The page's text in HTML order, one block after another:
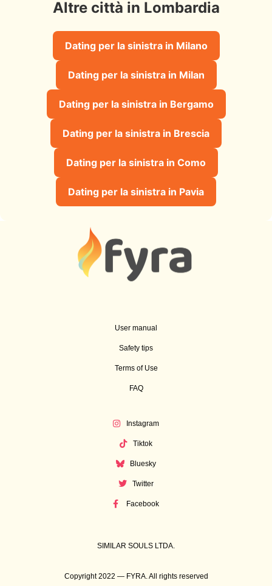
Altre città in Lombardia
Dating per la sinistra in Milano
Dating per la sinistra in Milan
Dating per la sinistra in Bergamo
Dating per la sinistra in Brescia
Dating per la sinistra in Como
Dating per la sinistra in Pavia
User manual
Safety tips
Terms of Use
FAQ
Instagram
Tiktok
Bluesky
Twitter
Facebook
SIMILAR SOULS LTDA.
Copyright 2022 — FYRA. All rights reserved